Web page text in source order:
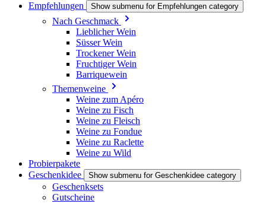
Empfehlungen
Show submenu for Empfehlungen category
Nach Geschmack
Lieblicher Wein
Süsser Wein
Trockener Wein
Fruchtiger Wein
Barriquewein
Themenweine
Weine zum Apéro
Weine zu Fisch
Weine zu Fleisch
Weine zu Fondue
Weine zu Raclette
Weine zu Wild
Probierpakete
Geschenkidee
Show submenu for Geschenkidee category
Geschenksets
Gutscheine